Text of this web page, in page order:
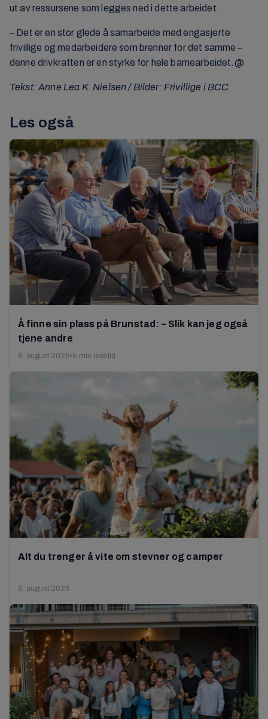
ut av ressursene som legges ned i dette arbeidet.
– Det er en stor glede å samarbeide med engasjerte
frivillige og medarbeidere som brenner for det samme –
denne drivkraften er en styrke for hele barnearbeidet.@
Tekst: Anne Lea K. Nielsen / Bilder: Frivillige i BCC
Les også
Å finne sin plass på Brunstad: – Slik kan jeg også
tjene andre
8. august 2026•6 min lesetid
Alt du trenger å vite om stevner og camper
8. august 2026